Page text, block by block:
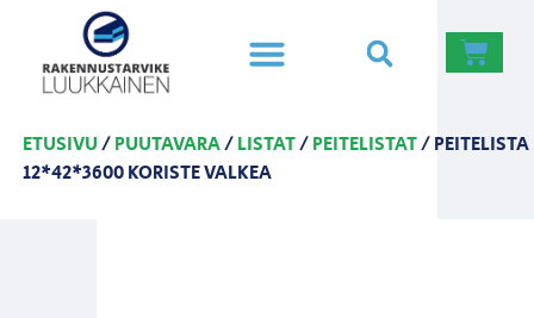
ETUSIVU/PUUTAVARA/LISTAT/PEITELISTAT/ PEITELISTA
12*42*3600 KORISTE VALKEA